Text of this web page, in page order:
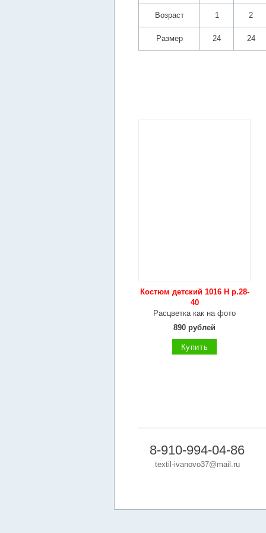
Возраст 1 2
Размер 24 24
Костюм детский 1016 Н р.28-
40
Расцветка как на фото
890 рублей
Купить
8-910-994-04-86
textil-ivanovo37@mail.ru